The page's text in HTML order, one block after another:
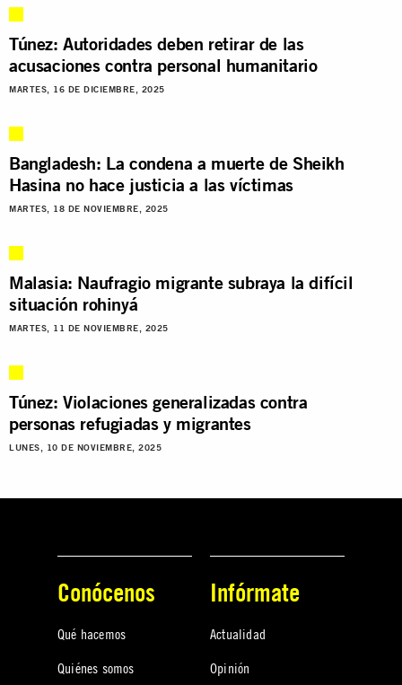
Túnez: Autoridades deben retirar de las
acusaciones contra personal humanitario
MARTES, 16 DE DICIEMBRE, 2025
Bangladesh: La condena a muerte de Sheikh
Hasina no hace justicia a las víctimas
MARTES, 18 DE NOVIEMBRE, 2025
Malasia: Naufragio migrante subraya la difícil
situación rohinyá
MARTES, 11 DE NOVIEMBRE, 2025
Túnez: Violaciones generalizadas contra
personas refugiadas y migrantes
LUNES, 10 DE NOVIEMBRE, 2025
Conócenos
Qué hacemos
Quiénes somos
Infórmate
Actualidad
Opinión